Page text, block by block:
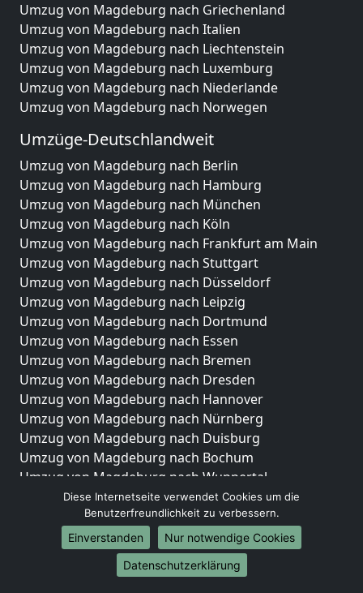
Umzug von Magdeburg nach Griechenland
Umzug von Magdeburg nach Italien
Umzug von Magdeburg nach Liechtenstein
Umzug von Magdeburg nach Luxemburg
Umzug von Magdeburg nach Niederlande
Umzug von Magdeburg nach Norwegen
Umzüge-Deutschlandweit
Umzug von Magdeburg nach Berlin
Umzug von Magdeburg nach Hamburg
Umzug von Magdeburg nach München
Umzug von Magdeburg nach Köln
Umzug von Magdeburg nach Frankfurt am Main
Umzug von Magdeburg nach Stuttgart
Umzug von Magdeburg nach Düsseldorf
Umzug von Magdeburg nach Leipzig
Umzug von Magdeburg nach Dortmund
Umzug von Magdeburg nach Essen
Umzug von Magdeburg nach Bremen
Umzug von Magdeburg nach Dresden
Umzug von Magdeburg nach Hannover
Umzug von Magdeburg nach Nürnberg
Umzug von Magdeburg nach Duisburg
Umzug von Magdeburg nach Bochum
Umzug von Magdeburg nach Wuppertal
Umzug von Magdeburg nach Bielefeld
Umzug von Magdeburg nach Bonn
Umzug von Magdeburg nach Münster
Internationale-Umzüge
Diese Internetseite verwendet Cookies um die
Benutzerfreundlichkeit zu verbessern.
Einverstanden
Nur notwendige Cookies
Datenschutzerklärung